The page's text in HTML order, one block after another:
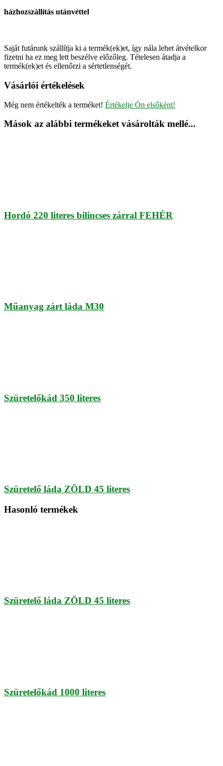
házhozszállítás utánvéttel
Saját futárunk szállítja ki a termék(ek)et, így nála lehet átvételkor
fizetni ha ez meg lett beszélve előzőleg. Tételesen átadja a
termék(ek)et és ellenőrzi a sértetlenségét.
Vásárlói értékelések
Még nem értékelték a terméket! Értékelje Ön elsőként!
Mások az alábbi termékeket vásárolták mellé...
Hordó 220 literes bilincses zárral FEHÉR
Műanyag zárt láda M30
Szüretelőkád 350 literes
Szüretelő láda ZÖLD 45 literes
Hasonló termékek
Szüretelő láda ZÖLD 45 literes
Szüretelőkád 1000 literes